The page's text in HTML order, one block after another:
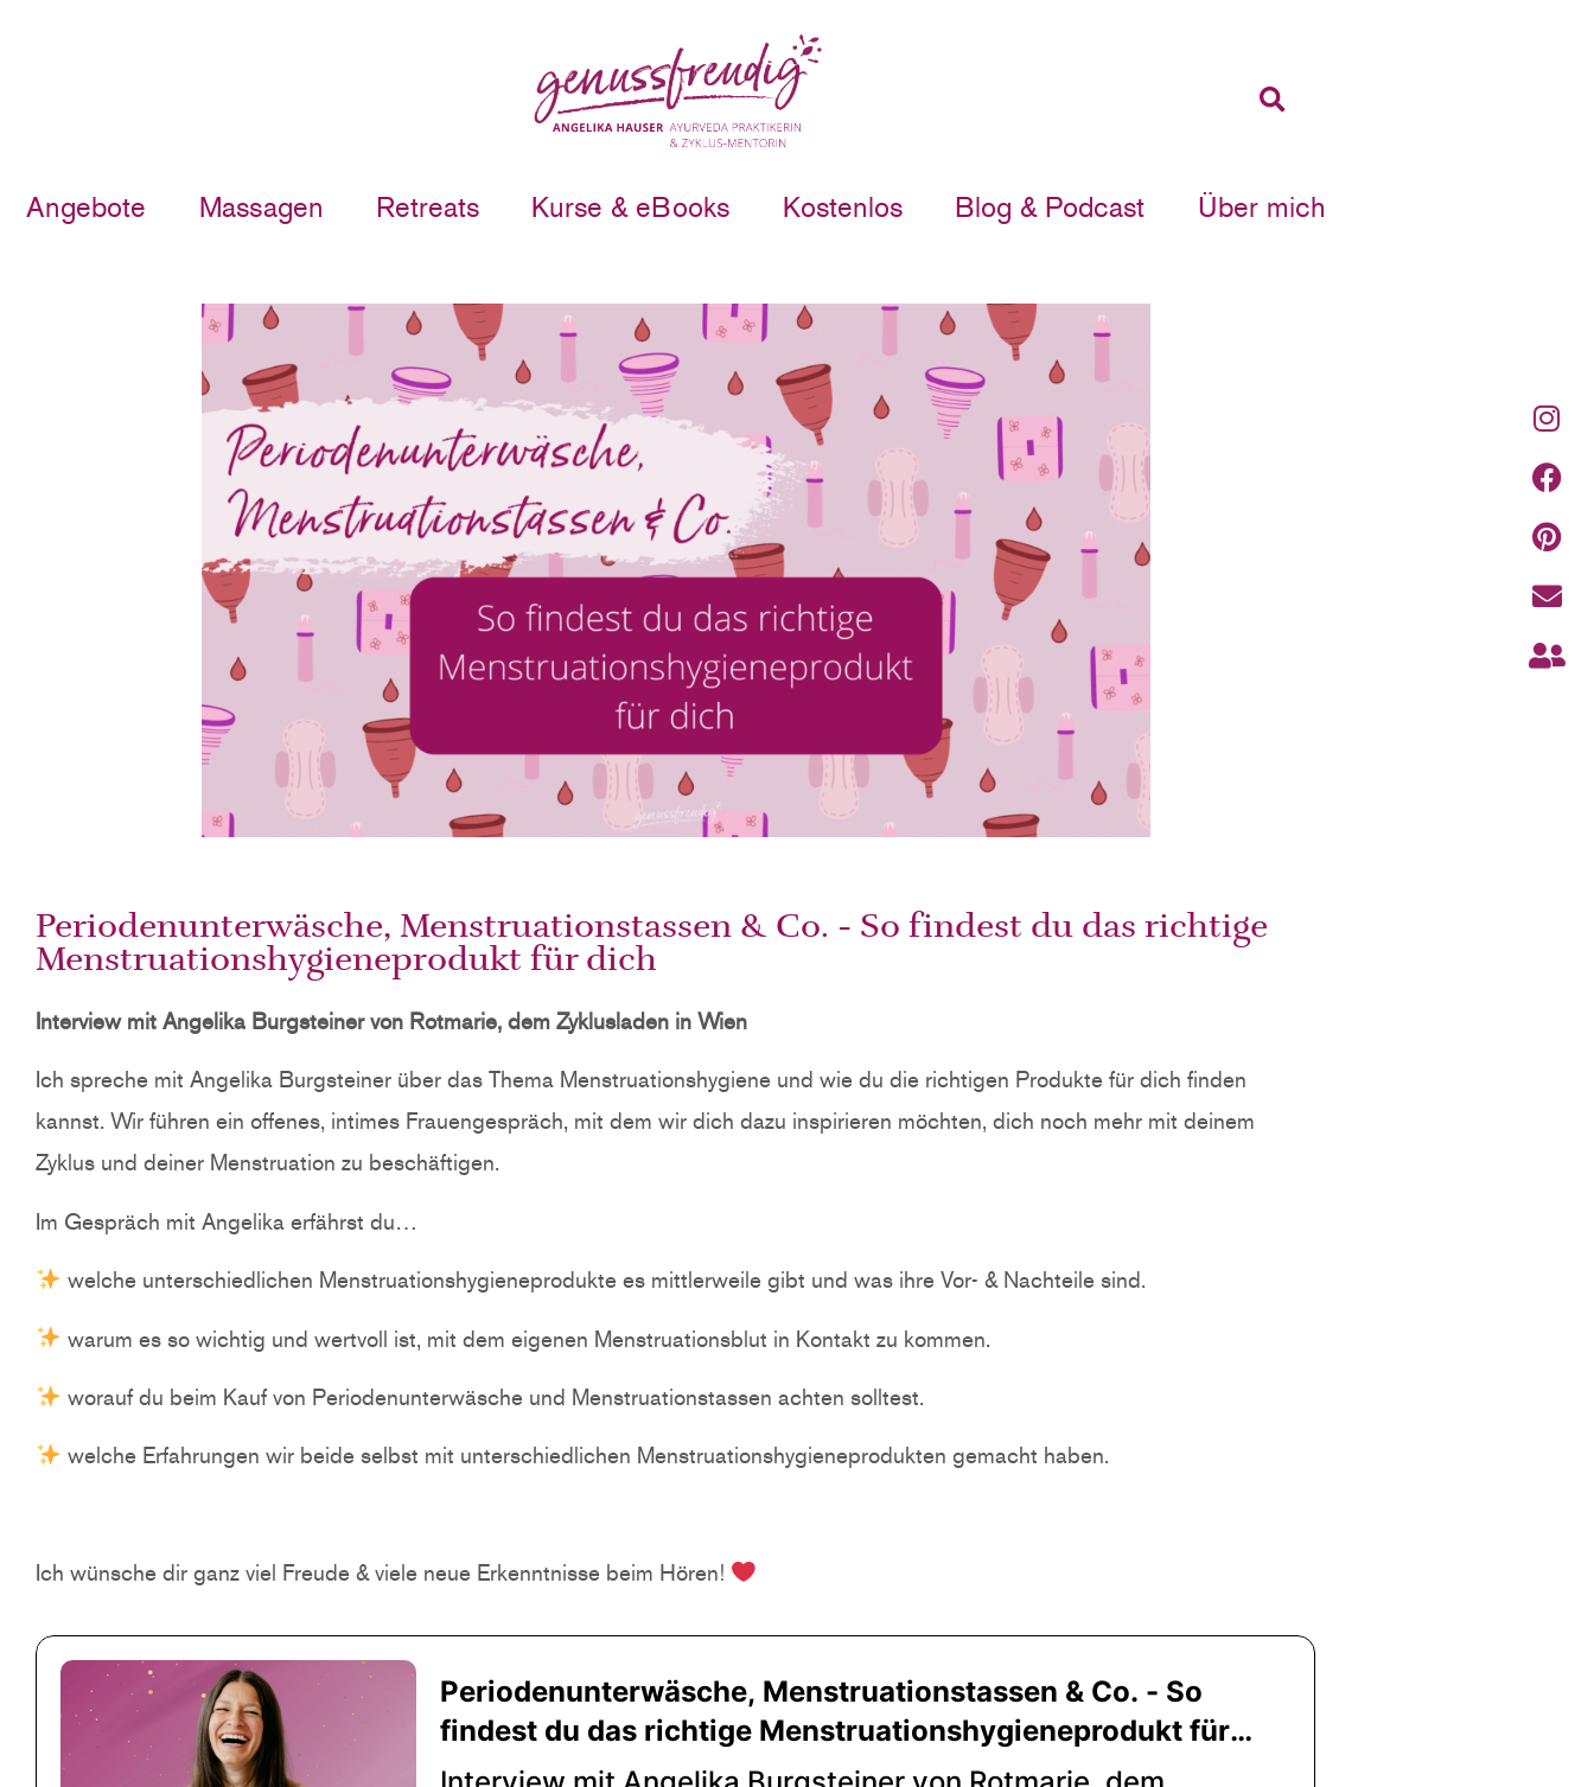
Angebote Massagen Retreats Kurse & eBooks Kostenlos Blog & Podcast Über mich
Periodenunterwäsche, Menstruationstassen & Co. - So findest du das richtige
Menstruationshygieneprodukt für dich
Interview mit Angelika Burgsteiner von Rotmarie, dem Zyklusladen in Wien
Ich spreche mit Angelika Burgsteiner über das Thema Menstruationshygiene und wie du die richtigen Produkte für dich finden
kannst. Wir führen ein offenes, intimes Frauengespräch, mit dem wir dich dazu inspirieren möchten, dich noch mehr mit deinem
Zyklus und deiner Menstruation zu beschäftigen.
Im Gespräch mit Angelika erfährst du…
welche unterschiedlichen Menstruationshygieneprodukte es mittlerweile gibt und was ihre Vor- & Nachteile sind.
warum es so wichtig und wertvoll ist, mit dem eigenen Menstruationsblut in Kontakt zu kommen.
worauf du beim Kauf von Periodenunterwäsche und Menstruationstassen achten solltest.
welche Erfahrungen wir beide selbst mit unterschiedlichen Menstruationshygieneprodukten gemacht haben.
Ich wünsche dir ganz viel Freude & viele neue Erkenntnisse beim Hören!